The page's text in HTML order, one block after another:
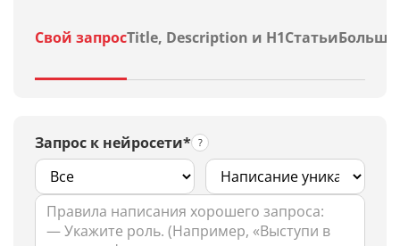
Свой запросTitle, Description и H1Статьи
Запрос к нейросети*